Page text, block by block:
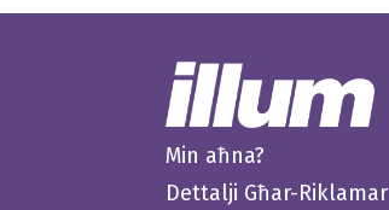
Min aħna?
Dettalji Għar-Riklamar